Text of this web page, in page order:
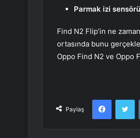
Parmak izi sensörü
Find N2 Flip’in ne
ortasında bunu
Oppo Find N2 ve Oppo
Paylaş
Facebook